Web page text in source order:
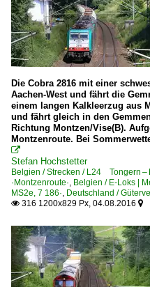
Die Cobra 2816 mit einer
Aachen-West und fährt die
einem langen Kalkleerzug aus
und fährt gleich in den
Richtung Montzen/Vise(B).
Montzenroute. Bei

Stefan Hochstetter
Belgien / Strecken / L24 Tongern
·Montzenroute· Belgien / E-Loks |
MS2e, 7 186· Deutschland /
 316 1200x829 Px, 04.08.2016 